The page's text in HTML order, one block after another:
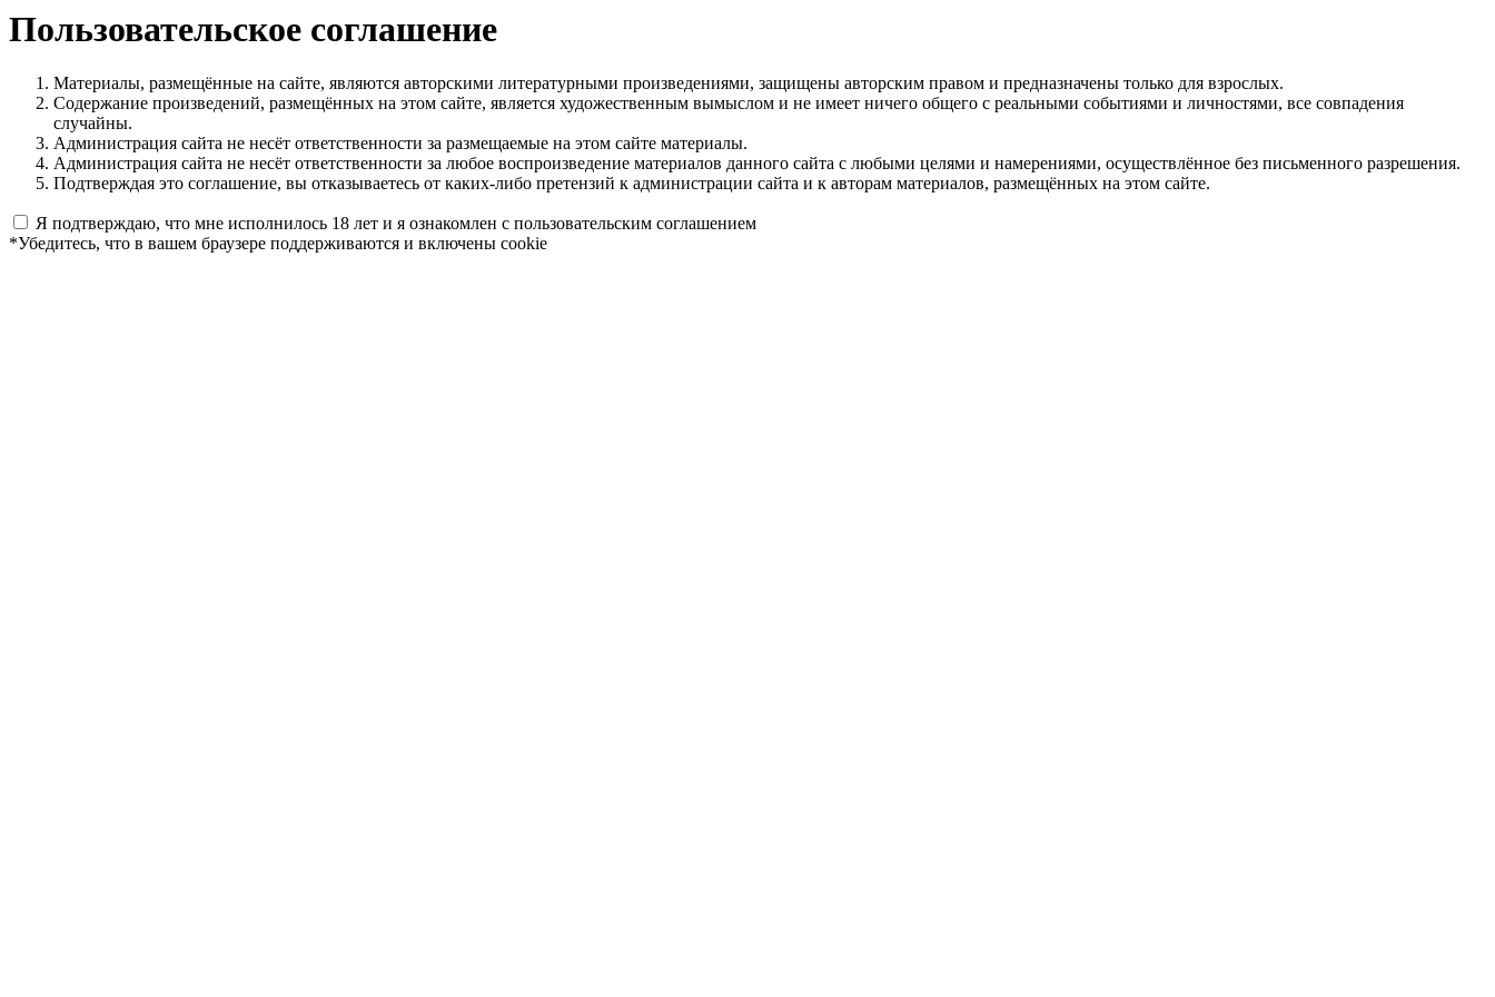
Пользовательское соглашение
Материалы, размещённые на сайте, являются авторскими литературными произведениями, защищены авторским правом и предназначены только для взрослых.
Содержание произведений, размещённых на этом сайте, является художественным вымыслом и не имеет ничего общего с реальными событиями и личностями, все совпадения
случайны.
Администрация сайта не несёт ответственности за размещаемые на этом сайте материалы.
Администрация сайта не несёт ответственности за любое воспроизведение материалов данного сайта с любыми целями и намерениями, осуществлённое без письменного разрешения.
Подтверждая это соглашение, вы отказываетесь от каких-либо претензий к администрации сайта и к авторам материалов, размещённых на этом сайте.
Я подтверждаю, что мне исполнилось 18 лет и я ознакомлен с пользовательским соглашением
*Убедитесь, что в вашем браузере поддерживаются и включены cookie